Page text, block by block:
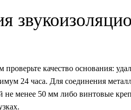
качество основания:
24 часа. Для соединения
не менее 50 мм либо винтовые